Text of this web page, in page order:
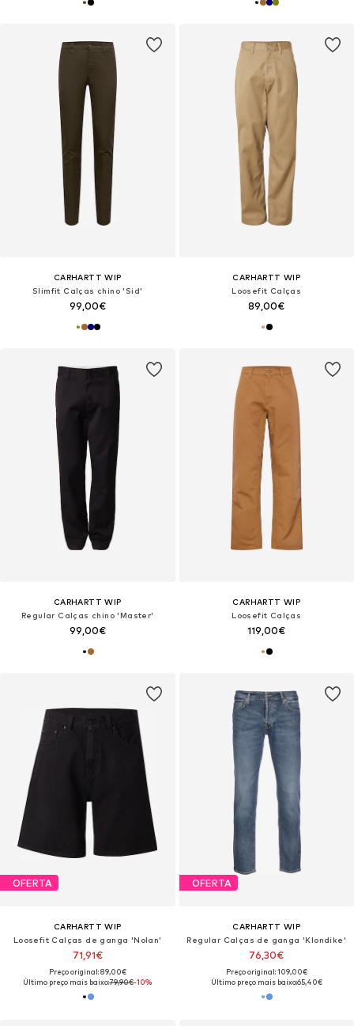
CARHARTT WIP
Slimfit Calças chino 'Sid'
99,00€
CARHARTT WIP
Loosefit Calças
89,00€
CARHARTT WIP
Regular Calças chino 'Master'
99,00€
CARHARTT WIP
Loosefit Calças
119,00€
OFERTA
CARHARTT WIP
Loosefit Calças de ganga 'Nolan'
71,91€
Preço original: 89,00€
Último preço mais baixo:79,90€-10%
OFERTA
CARHARTT WIP
Regular Calças de ganga 'Klondike'
76,30€
Preço original: 109,00€
Último preço mais baixo:65,40€